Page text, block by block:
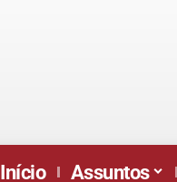
Início Assuntos